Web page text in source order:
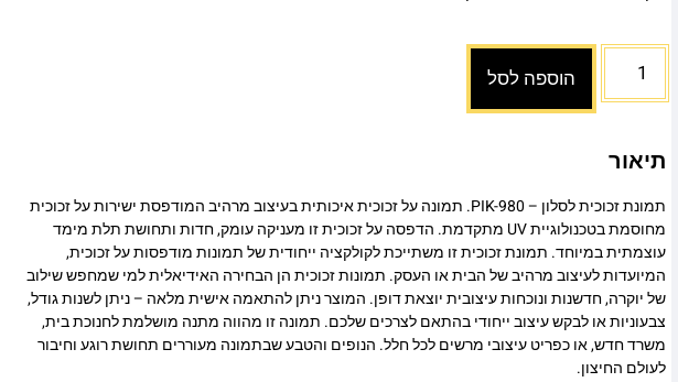
הוספה לסל
תיאור
תמונת זכוכית לסלון – PIK-980. תמונה על זכוכית איכותית בעיצוב מרהיב המודפסת ישירות על זכוכית
מחוסמת בטכנולוגיית UV מתקדמת. הדפסה על זכוכית זו מעניקה עומק, חדות ותחושת תלת מימד
עוצמתית במיוחד. תמונת זכוכית זו משתייכת לקולקציה ייחודית של תמונות מודפסות על זכוכית,
המיועדות לעיצוב מרהיב של הבית או העסק. תמונות זכוכית הן הבחירה האידיאלית למי שמחפש שילוב
של יוקרה, חדשנות ונוכחות עיצובית יוצאת דופן. המוצר ניתן להתאמה אישית מלאה – ניתן לשנות גודל,
צבעוניות או לבקש עיצוב ייחודי בהתאם לצרכים שלכם. תמונה זו מהווה מתנה מושלמת לחנוכת בית,
משרד חדש, או כפריט עיצובי מרשים לכל חלל. הנופים והטבע שבתמונה מעוררים תחושת רוגע וחיבור
לעולם החיצון.